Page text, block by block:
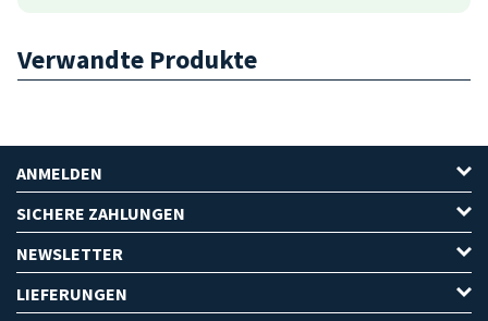
Verwandte Produkte
ANMELDEN
SICHERE ZAHLUNGEN
NEWSLETTER
LIEFERUNGEN